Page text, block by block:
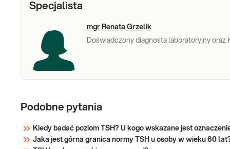
nadczynności. Gdy tarczyca produkuje zbyt dużo
Specjalista
mgr Renata Grzelik
Doświadczony diagnosta laboratoryjny
Podobne pytania
Kiedy badać poziom TSH? U kogo wskazane jest
Jaka jest górna granica normy TSH u osoby w wieku 60